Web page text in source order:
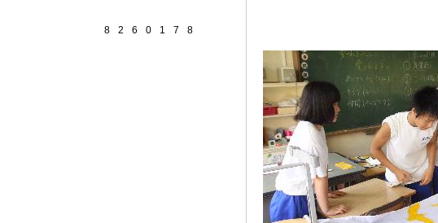
8 2 6 0 1 7 8